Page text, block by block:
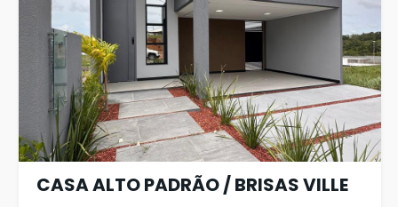
CASA ALTO PADRÃO / BRISAS VILLE